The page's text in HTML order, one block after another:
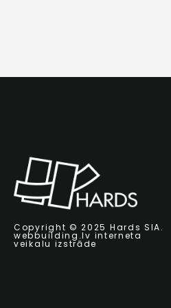
Copyright © 2025 Hards SIA.
webbuilding.lv interneta
veikalu izstrāde